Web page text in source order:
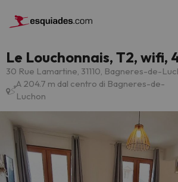
Le Louchonnais, T2, wifi,
30 Rue Lamartine, 31110, Bagneres-de-
A 204.7 m dal centro di Bagneres-de-
Luchon